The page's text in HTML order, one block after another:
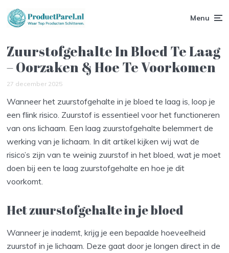
Menu
Zuurstofgehalte In Bloed Te Laag
– Oorzaken & Hoe Te Voorkomen
27 december 2025
Wanneer het zuurstofgehalte in je bloed te laag is, loop je
een flink risico. Zuurstof is essentieel voor het functioneren
van ons lichaam. Een laag zuurstofgehalte belemmert de
werking van je lichaam. In dit artikel kijken wij wat de
risico’s zijn van te weinig zuurstof in het bloed, wat je moet
doen bij een te laag zuurstofgehalte en hoe je dit
voorkomt.
Het zuurstofgehalte in je bloed
Wanneer je inademt, krijg je een bepaalde hoeveelheid
zuurstof in je lichaam. Deze gaat door je longen direct in de